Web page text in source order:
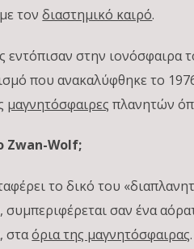
τονδιαστημικό καιρό.
εντόπισαν στην
που ανακαλύφθηκε το
μαγνητόσφαιρες πλανητών
Zwan-Wolf;
το δικό του
σαν ένα
σταόρια της μαγνητόσφαιρας